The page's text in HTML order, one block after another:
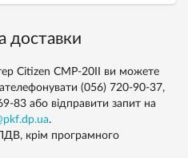
доставки
Citizen CMP-20II ви можете
(056) 720-90-37,
83 або відправити запит на
.
ПДВ, крім програмного